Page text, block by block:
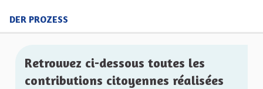
DER PROZESS
Retrouvez ci-dessous toutes les
contributions citoyennes réalisées